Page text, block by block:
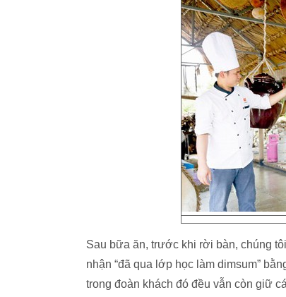
Sau bữa ăn, trước khi rời bàn, chúng
nhận “đã qua lớp học làm dimsum”
trong đoàn khách đó đều vẫn còn giữ